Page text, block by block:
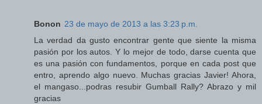
Bonon 23 de mayo de 2013 a las 3:23 p.m.
La verdad da gusto encontrar gente que siente la misma
pasión por los autos. Y lo mejor de todo, darse cuenta que
es una pasión con fundamentos, porque en cada post que
entro, aprendo algo nuevo. Muchas gracias Javier! Ahora,
el mangaso...podras resubir Gumball Rally? Abrazo y mil
gracias